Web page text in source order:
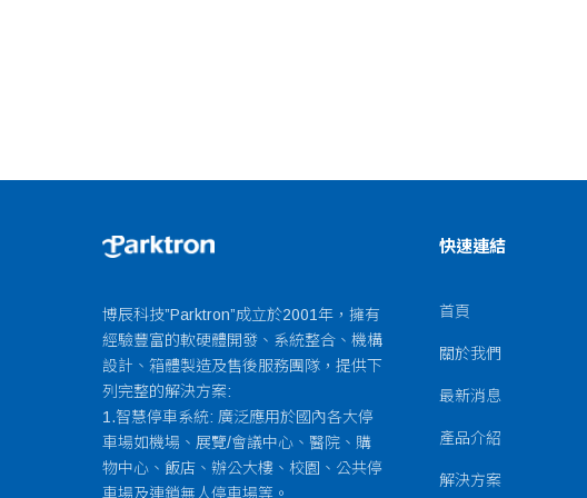
博辰科技”Parktron”成立於2001年，擁有
經驗豐富的軟硬體開發、系統整合、機構
設計、箱體製造及售後服務團隊，提供下
列完整的解決方案:
1.智慧停車系統: 廣泛應用於國內各大停
車場如機場、展覽/會議中心、醫院、購
物中心、飯店、辦公大樓、校園、公共停
車場及連鎖無人停車場等。
快速連結
首頁
關於我們
最新消息
產品介紹
解決方案